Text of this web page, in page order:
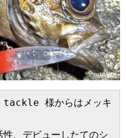
様からはメッキ
性、デビューしたてのシ